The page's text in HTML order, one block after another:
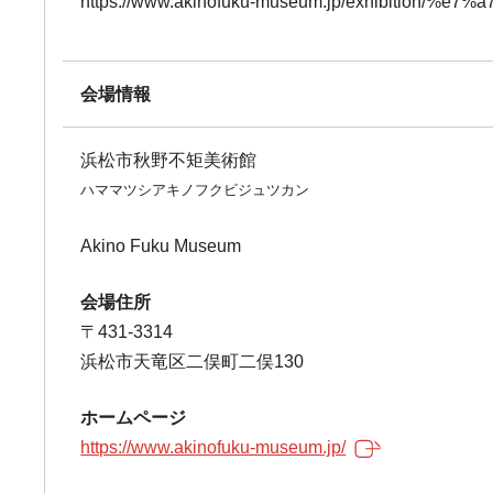
会場情報
浜松市秋野不矩美術館
ハママツシアキノフクビジュツカン
Akino Fuku Museum
会場住所
〒431-3314
浜松市天竜区二俣町二俣130
ホームページ
https://www.akinofuku-museum.jp/